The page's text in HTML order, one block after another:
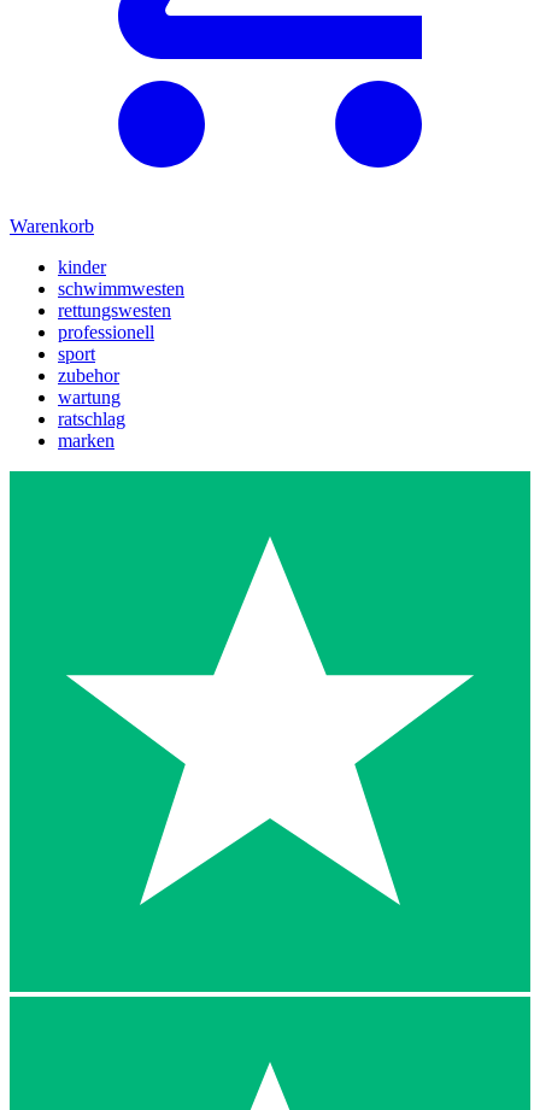
Warenkorb
kinder
schwimmwesten
rettungswesten
professionell
sport
zubehor
wartung
ratschlag
marken